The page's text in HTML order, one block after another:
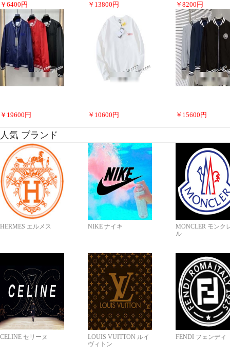
￥ 6400 円 ￥ 13800 円 ￥ 8200 円
￥ 19600 円 ￥ 10600 円 ￥ 15600 円
人気 ブランド
HERMES エルメス NIKE ナイキ
MONCLER モンク
ル
CELINE セリーヌ
LOUIS VUITTON ルイ
ヴィトン
FENDI フェンディ